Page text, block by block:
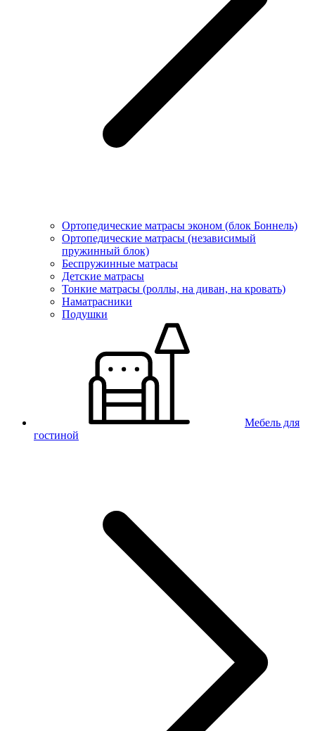
Ортопедические матрасы эконом (блок Боннель)
Ортопедические матрасы (независимый
пружинный блок)
Беcпружинные матрасы
Детские матрасы
Тонкие матрасы (роллы, на диван, на кровать)
Наматрасники
Подушки
Мебель для
гостиной